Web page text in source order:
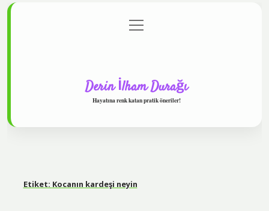
Gizlilik Politikası
menüyü
aç
Derin İlham Durağı
Hayatına renk katan pratik öneriler!
Etiket: Kocanın kardeşi neyin